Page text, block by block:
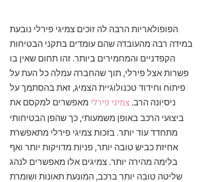
הפופולאריות הרבה לה זוכים צמיגי פירלי נובעת
במידה רבה מהעובדה שהם עומדים בתקני הבטיחות
הקפדניים והמחמירים ביותר. זהו תחום שאין בו
פשרות אצל פירלי, תוך שהחברה עמלה כל העת על
פיתוח וחידוד טכנולוגיית הצמיג, זאת בהסתמך על
ניסיונה הרב. צמיגי פירלימאפשרים למקסם את
ביצועי הרכב באופן משמעותי, כך שהפן הבטיחותי
מתחדד עוד יותר. בזכות צמיגי פירלי מתאפשרת
אחיזת כביש טובה יותר, פניות מדויקות יותר ואף
בלימה מהירה יותר. צמיגים אלו מאפשרים לנהג
שליטה טובה יותר ברכב, המונעת תאונות ושומרת